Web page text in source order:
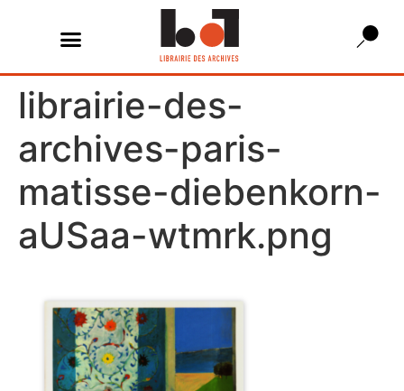
librairie-des-
archives-paris-
matisse-diebenkorn-
aUSaa-wtmrk.png